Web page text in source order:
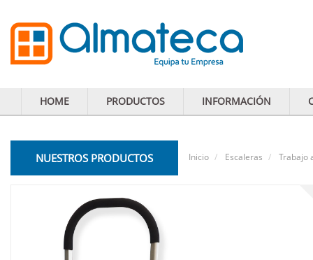
HOME PRODUCTOS INFORMACIÓN
NUESTROS PRODUCTOS Inicio Escaleras Trabajo